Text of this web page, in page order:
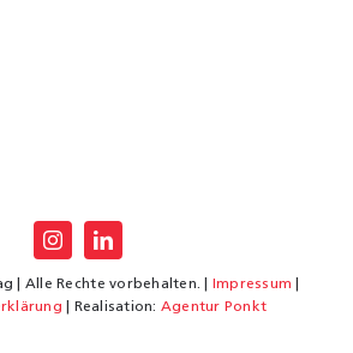
| Alle Rechte vorbehalten. | Impressum
| Realisation: Agentur Ponkt